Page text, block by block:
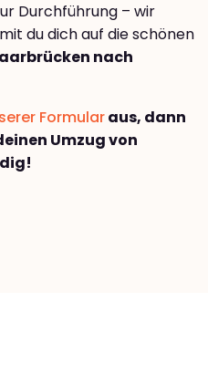
Durchführung – wir
du dich auf die schönen
nach
Formularaus, dann
Umzug von